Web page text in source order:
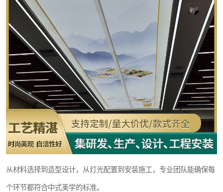
从材料选择到造型设计，从灯光配置到安装施工，专业团队能确保每
个环节都符合中式美学的标准。